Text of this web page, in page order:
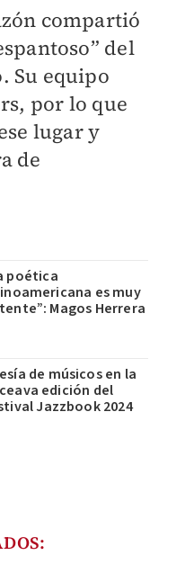
compartió
del
Su equipo
por lo que
lugar y
de
poética
es muy
Magos Herrera
de músicos en la
edición del
Jazzbook 2024